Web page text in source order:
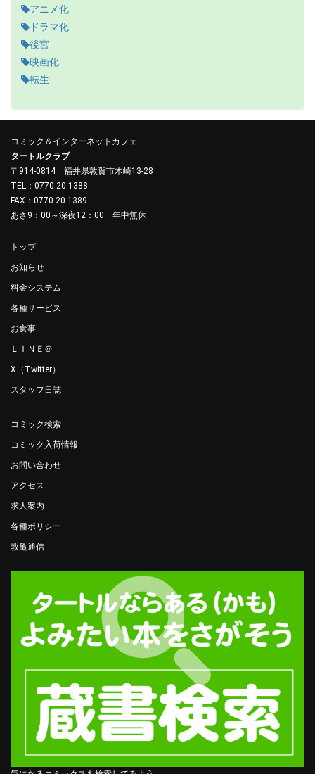
アニメ化
ドラマ化
後宮
映画化
転生
コミック＆インターネットカフェ
タートルクラブ
〒914-0814 福井県敦賀市木崎13-28
TEL：0770-20-1388
FAX：0770-20-1389
あさ9：00～深夜12：00 年中無休
トップ
お知らせ
料金システム
各種サービス
お食事
ＬＩＮＥ＠
X（Twitter）
スタッフ日誌
コミック検索
コミック入荷情報
お問い合わせ
アクセス
求人案内
各種ポリシー
敦亀通信